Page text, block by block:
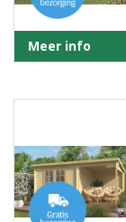
Meer info